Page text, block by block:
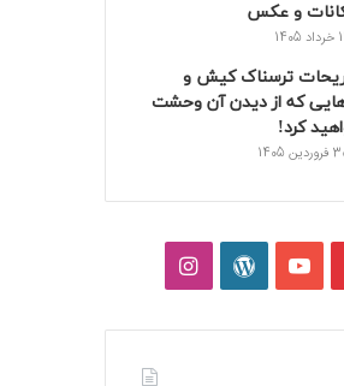
و عکس
1405
ترسناک کیش و
که از دیدن آن وحشت
کرد!
1405
یوتیوبوردپرساینستاگرام